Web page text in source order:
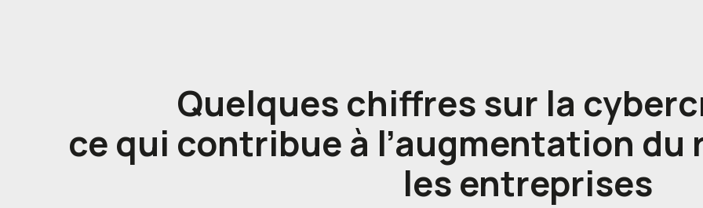
Quelques chiffres sur la
ce qui contribue à l’augmentation du
les entreprises